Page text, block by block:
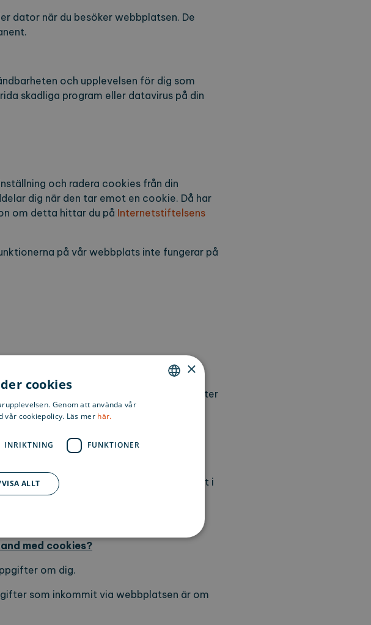
dator när du besöker webbplatsen. De
och upplevelsen för dig som
skadliga program eller datavirus på din
och radera cookies från din
dig när den tar emot en cookie. Då har
om detta hittar du på Internetstiftelsens
på vår webbplats inte fungerar på
som är ett statistikverktyg för att
optimera användarupplevelsen och föra
kan medföra överföring av personuppgifter
enligt GDPR.
bra som möjligt. Utan Javascript aktiverat i
bra.
med cookies?
om dig.
som inkommit via webbplatsen är om
×
cookies
Genom att använda vår
vår cookiepolicy. Läs mer här.
INRIKTNING FUNKTIONER
ALLT